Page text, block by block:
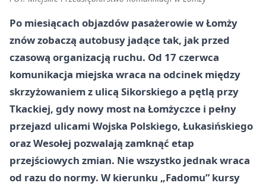
Po miesiącach objazdów pasażerowie w Łomży
znów zobaczą autobusy jadące tak, jak przed
czasową organizacją ruchu. Od 17 czerwca
komunikacja miejska wraca na odcinek między
skrzyżowaniem z ulicą Sikorskiego a pętlą przy
Tkackiej, gdy nowy most na Łomżyczce i pełny
przejazd ulicami Wojska Polskiego, Łukasińskiego
oraz Wesołej pozwalają zamknąć etap
przejściowych zmian. Nie wszystko jednak wraca
od razu do normy. W kierunku „Fadomu” kursy